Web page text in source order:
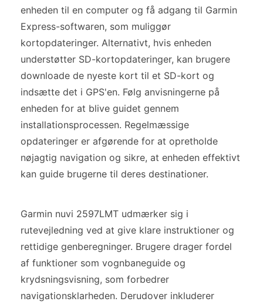
enheden til en computer og få adgang til Garmin
Express-softwaren, som muliggør
kortopdateringer. Alternativt, hvis enheden
understøtter SD-kortopdateringer, kan brugere
downloade de nyeste kort til et SD-kort og
indsætte det i GPS'en. Følg anvisningerne på
enheden for at blive guidet gennem
installationsprocessen. Regelmæssige
opdateringer er afgørende for at opretholde
nøjagtig navigation og sikre, at enheden effektivt
kan guide brugerne til deres destinationer.
Garmin nuvi 2597LMT udmærker sig i
rutevejledning ved at give klare instruktioner og
rettidige genberegninger. Brugere drager fordel
af funktioner som vognbaneguide og
krydsningsvisning, som forbedrer
navigationsklarheden. Derudover inkluderer